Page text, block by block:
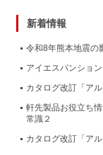
新着情報
令和8年熊本地震の
アイエスパンショ
カタログ改訂「アル
軒先製品お役立ち
常識２
カタログ改訂「ア